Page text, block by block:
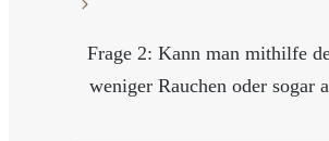
Frage 2: Kann man mithilfe
weniger Rauchen oder sogar